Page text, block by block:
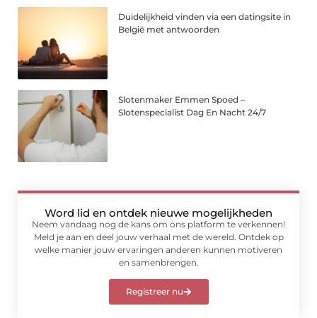
Duidelijkheid vinden via een datingsite in
België met antwoorden
Slotenmaker Emmen Spoed –
Slotenspecialist Dag En Nacht 24/7
Word lid en ontdek nieuwe mogelijkheden
Neem vandaag nog de kans om ons platform te verkennen!
Meld je aan en deel jouw verhaal met de wereld. Ontdek op
welke manier jouw ervaringen anderen kunnen motiveren
en samenbrengen.
Registreer nu